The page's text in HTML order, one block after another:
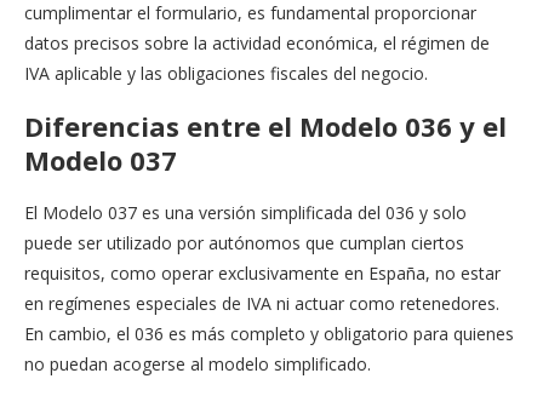
cumplimentar el formulario, es fundamental proporcionar
datos precisos sobre la actividad económica, el régimen de
IVA aplicable y las obligaciones fiscales del negocio.
Diferencias entre el Modelo 036 y el
Modelo 037
El Modelo 037 es una versión simplificada del 036 y solo
puede ser utilizado por autónomos que cumplan ciertos
requisitos, como operar exclusivamente en España, no estar
en regímenes especiales de IVA ni actuar como retenedores.
En cambio, el 036 es más completo y obligatorio para quienes
no puedan acogerse al modelo simplificado.